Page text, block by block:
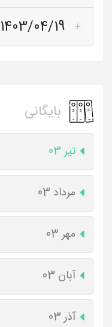
1403/04/19
بایگانی
تیر 03
مرداد 03
مهر 03
آبان 03
آذر 03